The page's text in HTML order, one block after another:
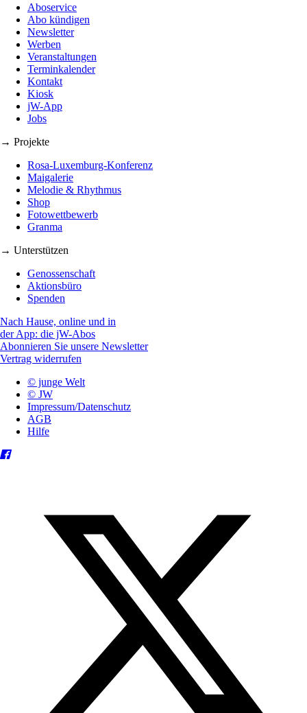
Aboservice
Abo kündigen
Newsletter
Werben
Veranstaltungen
Terminkalender
Kontakt
Kiosk
jW-App
Jobs
→ Projekte
Rosa-Luxemburg-Konferenz
Maigalerie
Melodie & Rhythmus
Shop
Fotowettbewerb
Granma
→ Unterstützen
Genossenschaft
Aktionsbüro
Spenden
Nach Hause, online und in
der App: die jW-Abos
Abonnieren Sie unsere Newsletter
Vertrag widerrufen
© junge Welt
© JW
Impressum/Datenschutz
AGB
Hilfe